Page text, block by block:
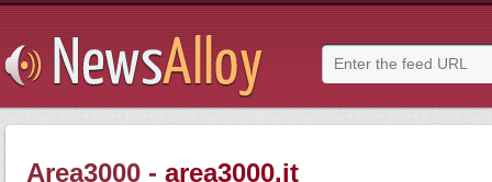
Area3000 -area3000.it